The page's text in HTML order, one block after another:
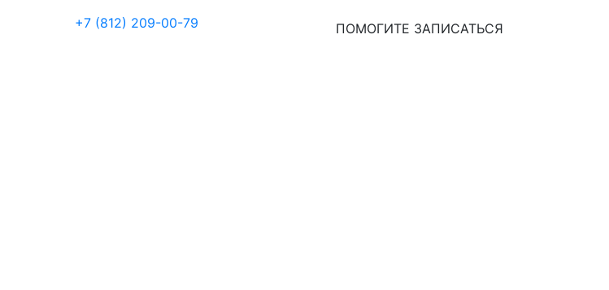
+7 (812) 209-00-79 ПОМОГИТЕ ЗАПИСАТЬСЯ